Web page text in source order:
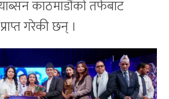
काठमाडौंको तर्फबाट
गरेकी छन् ।